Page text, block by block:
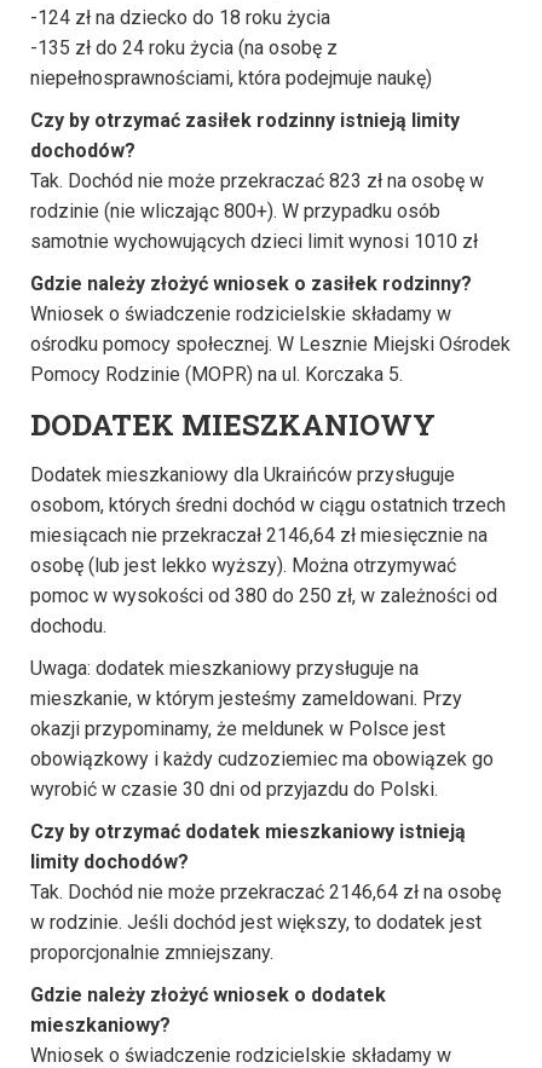
-124 zł na dziecko do 18 roku życia
-135 zł do 24 roku życia (na osobę z
niepełnosprawnościami, która podejmuje naukę)
Czy by otrzymać zasiłek rodzinny istnieją limity
dochodów?
Tak. Dochód nie może przekraczać 823 zł na osobę w
rodzinie (nie wliczając 800+). W przypadku osób
samotnie wychowujących dzieci limit wynosi 1010 zł
Gdzie należy złożyć wniosek o zasiłek rodzinny?
Wniosek o świadczenie rodzicielskie składamy w
ośrodku pomocy społecznej. W Lesznie Miejski Ośrodek
Pomocy Rodzinie (MOPR) na ul. Korczaka 5.
DODATEK MIESZKANIOWY
Dodatek mieszkaniowy dla Ukraińców przysługuje
osobom, których średni dochód w ciągu ostatnich trzech
miesiącach nie przekraczał 2146,64 zł miesięcznie na
osobę (lub jest lekko wyższy). Można otrzymywać
pomoc w wysokości od 380 do 250 zł, w zależności od
dochodu.
Uwaga: dodatek mieszkaniowy przysługuje na
mieszkanie, w którym jesteśmy zameldowani. Przy
okazji przypominamy, że meldunek w Polsce jest
obowiązkowy i każdy cudzoziemiec ma obowiązek go
wyrobić w czasie 30 dni od przyjazdu do Polski.
Czy by otrzymać dodatek mieszkaniowy istnieją
limity dochodów?
Tak. Dochód nie może przekraczać 2146,64 zł na osobę
w rodzinie. Jeśli dochód jest większy, to dodatek jest
proporcjonalnie zmniejszany.
Gdzie należy złożyć wniosek o dodatek
mieszkaniowy?
Wniosek o świadczenie rodzicielskie składamy w